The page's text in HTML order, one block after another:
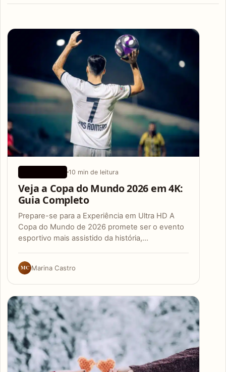
Articles
10 min de leitura
Veja a Copa do Mundo 2026 em 4K:
Guia Completo
Prepare-se para a Experiência em Ultra HD A
Copa do Mundo de 2026 promete ser o evento
esportivo mais assistido da história,…
MC Marina Castro